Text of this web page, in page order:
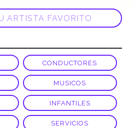
CONDUCTORES
MUSICOS
INFANTILES
SERVICIOS